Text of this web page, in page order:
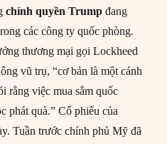
chính quyền Trump đang
các công ty quốc phòng.
thương mại gọi Lockheed
vũ trụ, “cơ bản là một cánh
rằng việc mua sắm quốc
phát quà.” Cổ phiếu của
Tuần trước chính phủ Mỹ đã